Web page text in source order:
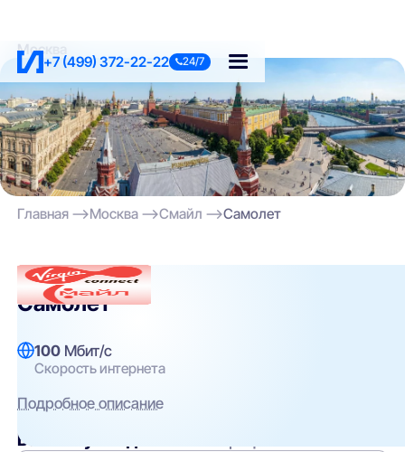
+7 (499) 372-22-22 24/7
Москва
Главная Москва Смайл Самолет
Смайл
Самолет
100 Мбит/с
Скорость интернета
Подробное описание
Вам могут подойти